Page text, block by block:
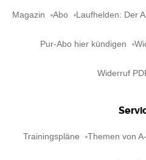
Magazin Abo Laufhelden: Der
Pur-Abo hier kündigen
Widerruf
Trainingspläne Themen von